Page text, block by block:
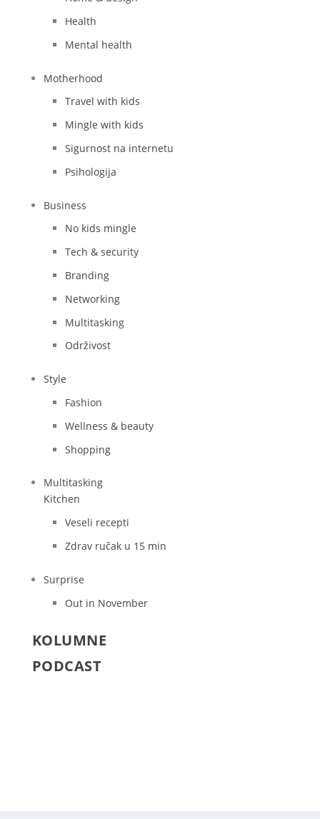
Health
Mental health
Motherhood
Travel with kids
Mingle with kids
Sigurnost na internetu
Psihologija
Business
No kids mingle
Tech & security
Branding
Networking
Multitasking
Održivost
Style
Fashion
Wellness & beauty
Shopping
Multitasking
Kitchen
Veseli recepti
Zdrav ručak u 15 min
Surprise
Out in November
KOLUMNE
PODCAST